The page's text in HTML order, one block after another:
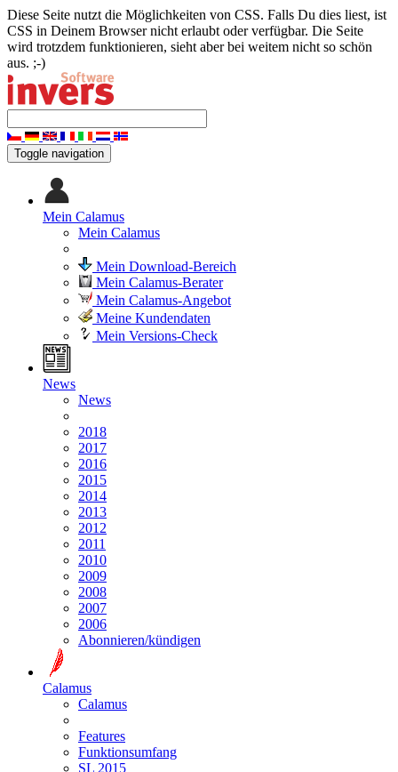
Diese Seite nutzt die Möglichkeiten von CSS. Falls Du dies liest, ist
CSS in Deinem Browser nicht erlaubt oder verfügbar. Die Seite
wird trotzdem funktionieren, sieht aber bei weitem nicht so schön
aus. ;-)
Toggle navigation
Mein Calamus
Mein Calamus
Mein Download-Bereich
Mein Calamus-Berater
Mein Calamus-Angebot
Meine Kundendaten
Mein Versions-Check
News
News
2018
2017
2016
2015
2014
2013
2012
2011
2010
2009
2008
2007
2006
Abonnieren/kündigen
Calamus
Calamus
Features
Funktionsumfang
SL 2015